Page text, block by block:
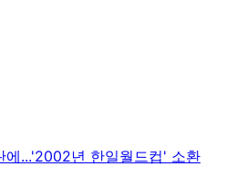
에...'2002년 한일월드컵' 소환